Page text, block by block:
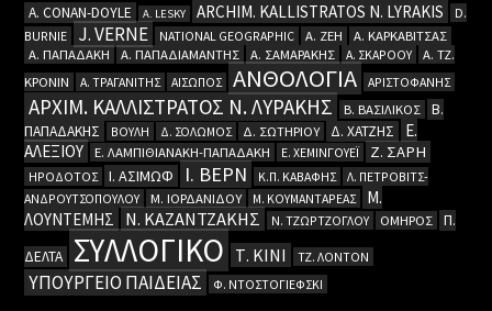
A. CΟΝΑΝ-DOYLE A. LESKY ARCHIM. KALLISTRATOS N. LYRAKIS
D.
BURNIE
J. VERNE NATIONAL GEOGRAPHIC Α. ΖΕΗ
Α. ΚΑΡΚΑΒΙΤΣΑΣ
Α. ΠΑΠΑΔΑΚΗ
Α. ΠΑΠΑΔΙΑΜΑΝΤΗΣ Α. ΣΑΜΑΡΑΚΗΣ Α. ΣΚΑΡΟΟΥ
Α. ΤΖ.
ΚΡΟΝΙΝ
Α. ΤΡΑΓΑΝΙΤΗΣ ΑΙΣΩΠΟΣ ΑΝΘΟΛΟΓΙΑ ΑΡΙΣΤΟΦΑΝΗΣ
ΑΡΧΙΜ. ΚΑΛΛΙΣΤΡΑΤΟΣ Ν. ΛΥΡΑΚΗΣ Β. ΒΑΣΙΛΙΚΟΣ
Β.
ΠΑΠΑΔΑΚΗΣ
ΒΟΥΛΗ Δ. ΣΟΛΩΜΟΣ Δ. ΣΩΤΗΡΙΟΥ Δ. ΧΑΤΖΗΣ
Ε.
ΑΛΕΞΙΟΥ
Ε. ΛΑΜΠΙΘΙΑΝΑΚΗ-ΠΑΠΑΔΑΚΗ Ε. ΧΕΜΙΝΓΟΥΕΪ Ζ. ΣΑΡΗ
ΗΡΟΔΟΤΟΣ Ι. ΑΣΙΜΩΦ Ι. ΒΕΡΝ Κ.Π. ΚΑΒΑΦΗΣ
Λ. ΠΕΤΡΟΒΙΤΣ-
ΑΝΔΡΟΥΤΣΟΠΟΥΛΟΥ
Μ. ΙΟΡΔΑΝΙΔΟΥ Μ. ΚΟΥΜΑΝΤΑΡΕΑΣ
Μ.
ΛΟΥΝΤΕΜΗΣ
Ν. ΚΑΖΑΝΤΖΑΚΗΣ Ν. ΤΖΩΡΤΖΟΓΛΟΥ ΟΜΗΡΟΣ
Π.
ΔΕΛΤΑ
ΣΥΛΛΟΓΙΚΟ Τ. ΚΙΝΙ ΤΖ. ΛΟΝΤΟΝ
ΥΠΟΥΡΓΕΙΟ ΠΑΙΔΕΙΑΣ Φ. ΝΤΟΣΤΟΓΙΕΦΣΚΙ